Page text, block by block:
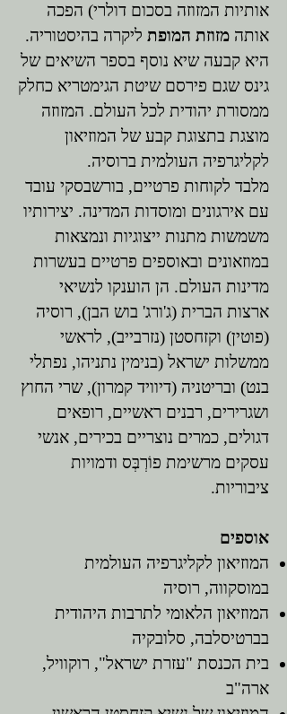
אותיות המזוזה בסכום דולרי) הפכה
אותה מזוזת המופת ליקרה בהיסטוריה.
היא קבעה שיא נוסף בספר השיאים של
גינס שגם פירסם שיטת הגימטריא כחלק
ממסורת יהודית לכל העולם. המזוזה
מוצגת בתצוגת קבע של המוזיאון
לקליגרפיה העולמית ברוסיה.
מלבד לקוחות פרטיים, בורשבסקי עובד
עם אירגונים ומוסדות המדינה. יצירותיו
משמשות מתנות ייצוגיות ונמצאות
במוזאונים ובאוספים פרטיים בעשרות
מדינות העולם. הן הוענקו לנשיאי
ארצות הברית (ג'ורג' בוש הבן), רוסיה
(פוטין) וקזחסטן (נזרבייב), לראשי
ממשלות ישראל (בנימין נתניהו, נפתלי
בנט) ובריטניה (דיוויד קמרון), שרי החוץ
ושגרירים, רבנים ראשיים, רופאים
דגולים, כמרים נוצריים בכירים, אנשי
עסקים מרשימת פוֹרְבְּס ודמויות
ציבוריות.
אוספים
המוזיאון לקליגרפיה העולמית
במוסקווה, רוסיה
המוזיאון הלאומי לתרבות היהודית
בברטיסלבה, סלובקיה
בית הכנסת "עזרת ישראל", רוקוויל,
ארה"ב